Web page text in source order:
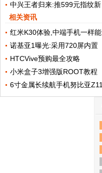
中兴王者归来:推599元指纹新
相关资讯
红米K30体验,中端手机一样能
诺基亚1曝光:采用720屏内置
HTCVive预购最全攻略
小米盒子3增强版ROOT教程
6寸金属长续航手机努比亚Z11